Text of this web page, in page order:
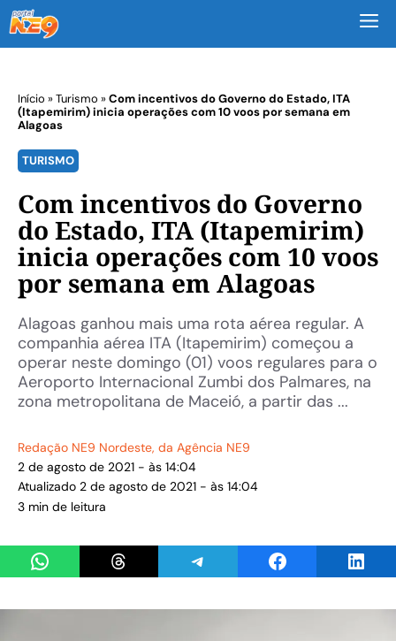
Início »Turismo »Com incentivos do Governo do Estado, ITA
(Itapemirim) inicia operações com 10 voos por semana em
Alagoas
TURISMO
Com incentivos do Governo
do Estado, ITA (Itapemirim)
inicia operações com 10 voos
por semana em Alagoas
Alagoas ganhou mais uma rota aérea regular. A
companhia aérea ITA (Itapemirim) começou a
operar neste domingo (01) voos regulares para o
Aeroporto Internacional Zumbi dos Palmares, na
zona metropolitana de Maceió, a partir das ...
Redação NE9 Nordeste, da Agência NE9
2 de agosto de 2021 - às 14:04
Atualizado 2 de agosto de 2021 - às 14:04
3 min de leitura
Share on WhatsAppShare on ThreadsShare on TelegramShare on Facebook